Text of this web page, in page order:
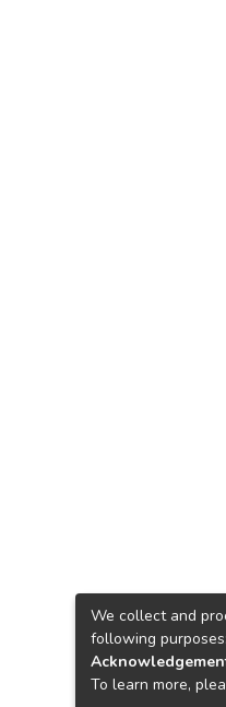
We collect and
following purposes:
To learn more,